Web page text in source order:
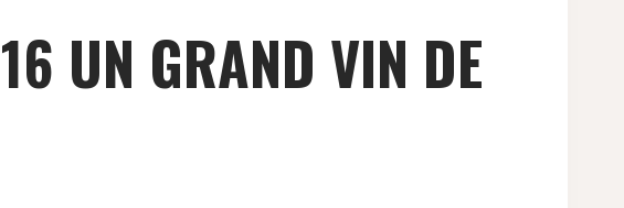
UN GRAND VIN DE